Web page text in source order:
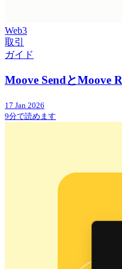
Web3
取引
ガイド
Moove SendとMoove
17 Jan 2026
9分で読めます